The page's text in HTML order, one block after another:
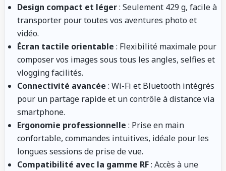
Design compact et léger: Seulement 429 g, facile à
transporter pour toutes vos aventures photo et
vidéo.
Écran tactile orientable : Flexibilité maximale pour
composer vos images sous tous les angles, selfies et
vlogging facilités.
Connectivité avancée : Wi-Fi et Bluetooth intégrés
pour un partage rapide et un contrôle à distance via
smartphone.
Ergonomie professionnelle : Prise en main
confortable, commandes intuitives, idéale pour les
longues sessions de prise de vue.
Compatibilité avec la gamme RF: Accès à une